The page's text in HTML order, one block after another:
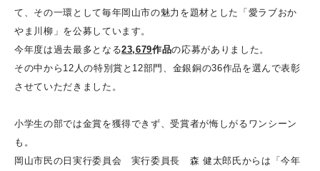
て、その一環として毎年岡山市の魅力を題材とした「愛ラブおか
やま川柳」を公募しています。
今年度は過去最多となる23,679作品の応募がありました。
その中から12人の特別賞と12部門、金銀銅の36作品を選んで表彰
させていただきました。
小学生の部では金賞を獲得できず、受賞者が悔しがるワンシーン
も。
岡山市民の日実行委員会 実行委員長 森 健太郎氏からは「今年